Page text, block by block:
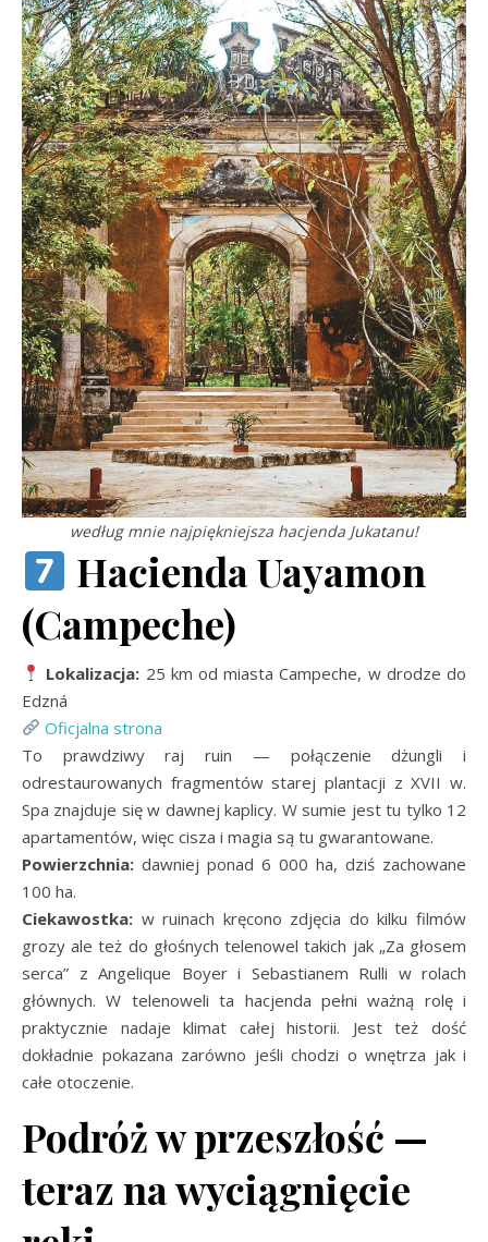
według mnie najpiękniejsza hacjenda Jukatanu!
Hacienda Uayamon
(Campeche)
Lokalizacja: 25 km od miasta Campeche, w drodze do
Edzná
Oficjalna strona
To prawdziwy raj ruin — połączenie dżungli i
odrestaurowanych fragmentów starej plantacji z XVII w.
Spa znajduje się w dawnej kaplicy. W sumie jest tu tylko 12
apartamentów, więc cisza i magia są tu gwarantowane.
Powierzchnia: dawniej ponad 6 000 ha, dziś zachowane
100 ha.
Ciekawostka: w ruinach kręcono zdjęcia do kilku filmów
grozy ale też do głośnych telenowel takich jak „Za głosem
serca” z Angelique Boyer i Sebastianem Rulli w rolach
głównych. W telenoweli ta hacjenda pełni ważną rolę i
praktycznie nadaje klimat całej historii. Jest też dość
dokładnie pokazana zarówno jeśli chodzi o wnętrza jak i
całe otoczenie.
Podróż w przeszłość —
teraz na wyciągnięcie